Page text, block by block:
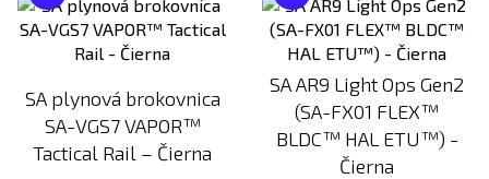
SA plynová brokovnica
SA-VGS7 VAPOR™
Tactical Rail – Čierna
SA AR9 Light Ops Gen2
(SA-FX01 FLEX™
BLDC™ HAL ETU™) -
Čierna